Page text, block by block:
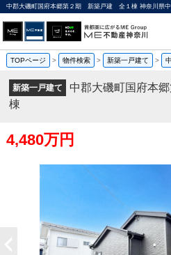
TOPページ > 物件検索 > 新築一戸建て >
新築一戸建て
中郡大磯町国府本
棟
4,480万円